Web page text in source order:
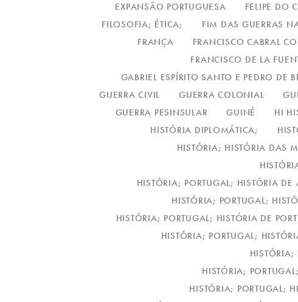
EXPANSÃO PORTUGUESA
FELIPE DO
FILOSOFIA; ÉTICA;
FIM DAS GUERRAS
FRANÇA
FRANCISCO CABRAL
FRANCISCO DE LA
GABRIEL ESPÍRITO SANTO E PEDRO DE
GUERRA CIVIL
GUERRA COLONIAL
GUERRA PESINSULAR
GUINÉ HI
HISTÓRIA DIPLOMÁTICA;
HISTÓRIA; HISTÓRIA DAS
HISTÓRIA; PORTUGAL; HISTÓRIA
HISTÓRIA; PORTUGAL;
HISTÓRIA; PORTUGAL; HISTÓRIA DE
HISTÓRIA; PORTUGAL;
HISTÓRIA;
HISTÓRIA;
HISTÓRIA; PORTUGAL;